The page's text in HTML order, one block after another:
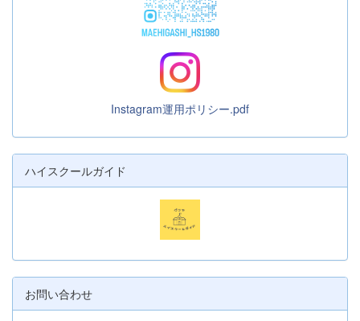
Instagram運用ポリシー.pdf
ハイスクールガイド
お問い合わせ